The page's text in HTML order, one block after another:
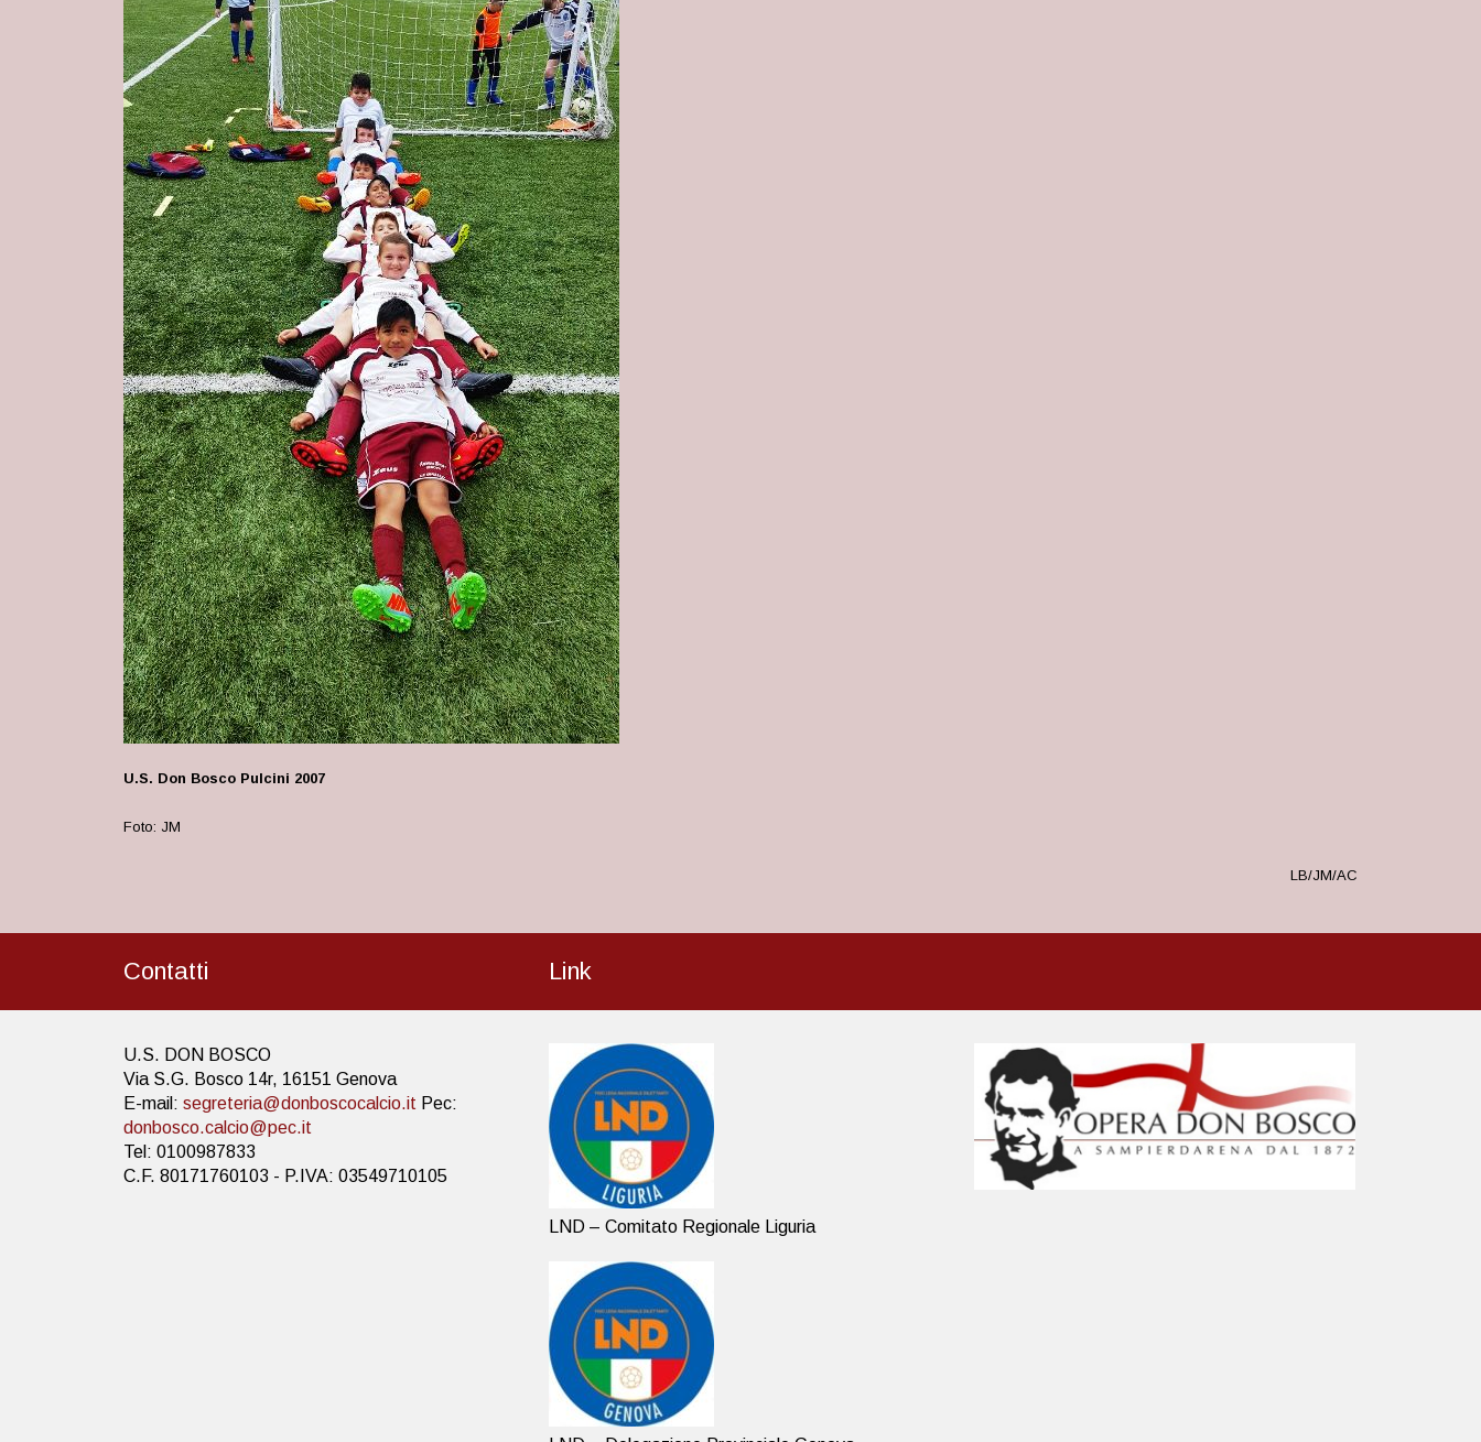
U.S. Don Bosco Pulcini 2007
Foto: JM
LB/JM/AC
Contatti
U.S. DON BOSCO
Via S.G. Bosco 14r, 16151 Genova
E-mail: segreteria@donboscocalcio.it Pec:
donbosco.calcio@pec.it
Tel: 0100987833
C.F. 80171760103 - P.IVA: 03549710105
Link
LND – Comitato Regionale Liguria